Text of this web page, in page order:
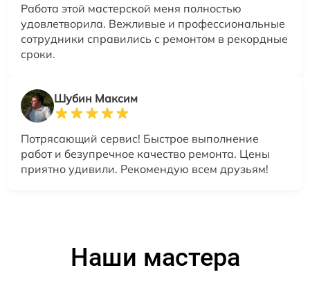
Работа этой мастерской меня полностью
удовлетворила. Вежливые и профессиональные
сотрудники справились с ремонтом в рекордные
сроки.
Шубин Максим
Потрясающий сервис! Быстрое выполнение
работ и безупречное качество ремонта. Цены
приятно удивили. Рекомендую всем друзьям!
Наши мастера